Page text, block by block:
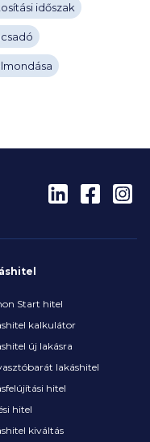
időszak
Start hitel
kalkulátor
új lakásra
lakáshitel
hitel
hitel
kiváltás